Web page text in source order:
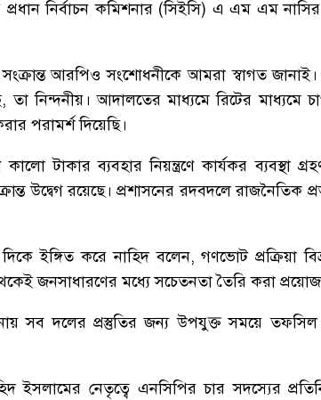
নির্বাচন কমিশনার (সিইসি) এ এম এম নাসির
আরপিও সংশোধনীকে আমরা স্বাগত
নিন্দনীয়। আদালতের মাধ্যমে রিটের মাধ্যমে
পরামর্শ দিয়েছি।
টাকার ব্যবহার নিয়ন্ত্রণে কার্যকর ব্যবস্থা
উদ্বেগ রয়েছে। প্রশাসনের রদবদলে রাজনৈতিক
ইঙ্গিত করে নাহিদ বলেন, গণভোট প্রক্রিয়া
জনসাধারণের মধ্যে সচেতনতা তৈরি করা
সব দলের প্রস্তুতির জন্য উপযুক্ত সময়ে
ইসলামের নেতৃত্বে এনসিপির চার সদস্যের